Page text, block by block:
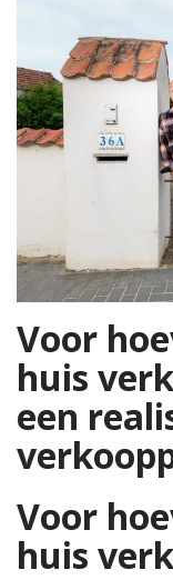
Voor
huis
een
Voor
huis